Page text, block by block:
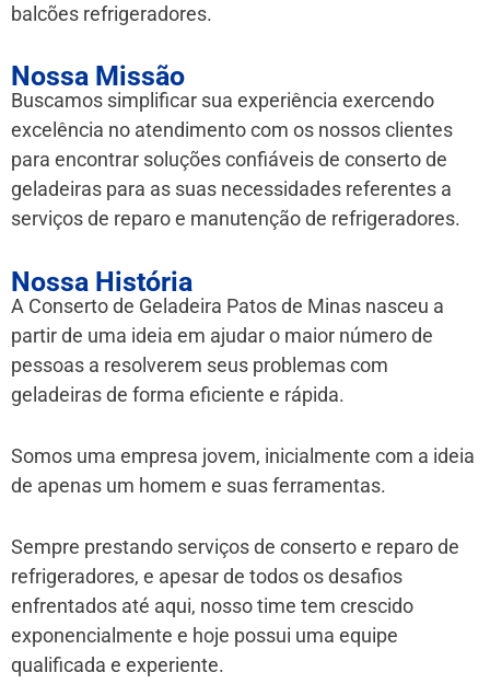
balcões refrigeradores.
Nossa Missão
Buscamos simplificar sua experiência exercendo
excelência no atendimento com os nossos clientes
para encontrar soluções confiáveis de conserto de
geladeiras para as suas necessidades referentes a
serviços de reparo e manutenção de refrigeradores.
Nossa História
A Conserto de Geladeira Patos de Minas nasceu a
partir de uma ideia em ajudar o maior número de
pessoas a resolverem seus problemas com
geladeiras de forma eficiente e rápida.
Somos uma empresa jovem, inicialmente com a ideia
de apenas um homem e suas ferramentas.
Sempre prestando serviços de conserto e reparo de
refrigeradores, e apesar de todos os desafios
enfrentados até aqui, nosso time tem crescido
exponencialmente e hoje possui uma equipe
qualificada e experiente.